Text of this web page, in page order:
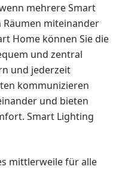
mehrere Smart
Räumen miteinander
Home können Sie die
und zentral
und jederzeit
kommunizieren
und bieten
Smart Lighting
mittlerweile für alle